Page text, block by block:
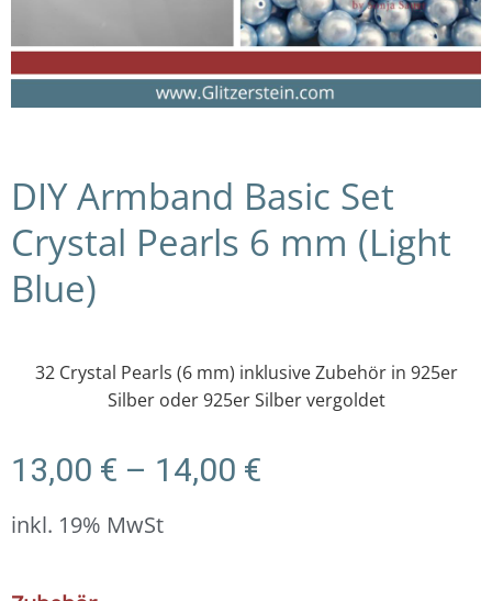
DIY Armband Basic Set
Crystal Pearls 6 mm (Light
Blue)
32 Crystal Pearls (6 mm) inklusive Zubehör in 925er
Silber oder 925er Silber vergoldet
13,00 € – 14,00 €
inkl. 19% MwSt
DIY